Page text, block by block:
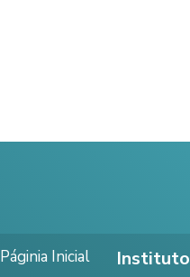
Páginia Inicial Instituto